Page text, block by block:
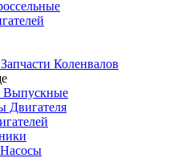
Коленвалов
Выпускные
Двигателя